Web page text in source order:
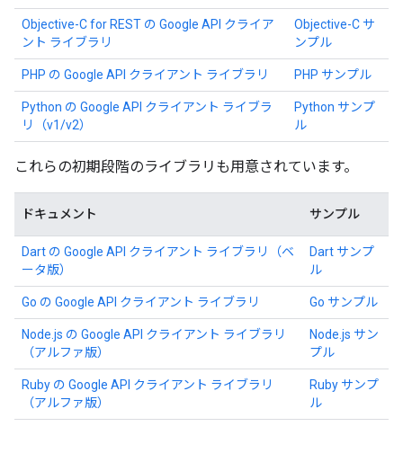
Objective-C for REST の Google API クライア
ント ライブラリ
Objective-C サ
ンプル
PHP の Google API クライアント ライブラリ PHP サンプル
Python の Google API クライアント ライブラ
リ（v1/v2）
Python サンプ
ル
これらの初期段階のライブラリも用意されています。
ドキュメント サンプル
Dart の Google API クライアント ライブラリ（ベ
ータ版）
Dart サンプ
ル
Go の Google API クライアント ライブラリ Go サンプル
Node.js の Google API クライアント ライブラリ
（アルファ版）
Node.js サン
プル
Ruby の Google API クライアント ライブラリ
（アルファ版）
Ruby サンプ
ル